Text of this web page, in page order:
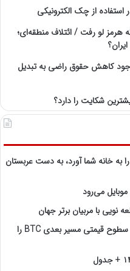
از چک الکترونیکی
هرمز لو رفت / ائتلاف منطقه‌ای؛
کاهش حقوق راضی به تبدیل
شکایت را دارد؟
به خانه شما آورد، به دست عربستان
می‌رود
نویی با مربیان برتر جهان
قیمت بیت‌کوین در نقطه حساس؛ کدام سطوح قیمتی مسیر بعدی BTC را